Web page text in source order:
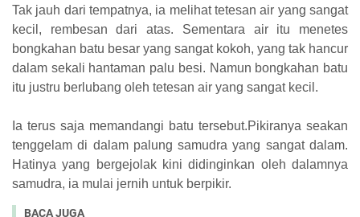
Tak jauh dari tempatnya, ia melihat tetesan air yang sangat
kecil, rembesan dari atas. Sementara air itu menetes
bongkahan batu besar yang sangat kokoh, yang tak hancur
dalam sekali hantaman palu besi. Namun bongkahan batu
itu justru berlubang oleh tetesan air yang sangat kecil.
Ia terus saja memandangi batu tersebut.Pikiranya seakan
tenggelam di dalam palung samudra yang sangat dalam.
Hatinya yang bergejolak kini didinginkan oleh dalamnya
samudra, ia mulai jernih untuk berpikir.
BACA JUGA